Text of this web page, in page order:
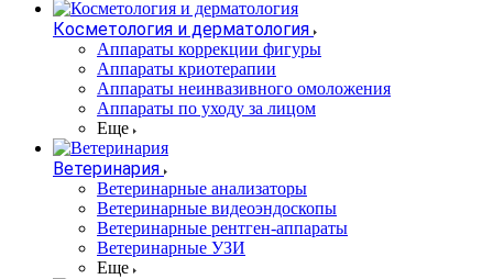
Косметология и дерматология
Аппараты коррекции фигуры
Аппараты криотерапии
Аппараты неинвазивного омоложения
Аппараты по уходу за лицом
Еще
Ветеринария
Ветеринарные анализаторы
Ветеринарные видеоэндоскопы
Ветеринарные рентген-аппараты
Ветеринарные УЗИ
Еще